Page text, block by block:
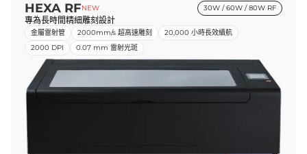
HEXA RFNEW 30W / 60W / 80W RF
專為長時間精細雕刻設計
金屬雷射管 2000mm/s 超高速雕刻
20,000 小時長效續航
2000 DPI
0.07 mm 雷射光斑